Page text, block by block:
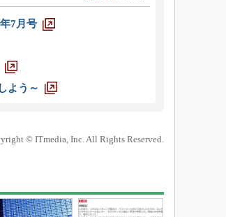
7月号
よう～
© ITmedia, Inc. All Rights Reserved.